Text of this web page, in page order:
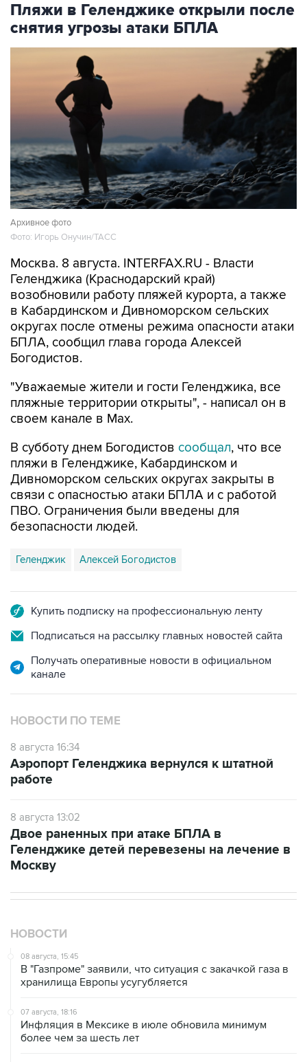
Пляжи в Геленджике открыли после
снятия угрозы атаки БПЛА
Архивное фото
Фото: Игорь Онучин/ТАСС
Москва. 8 августа. INTERFAX.RU - Власти
Геленджика (Краснодарский край)
возобновили работу пляжей курорта, а также
в Кабардинском и Дивноморском сельских
округах после отмены режима опасности атаки
БПЛА, сообщил глава города Алексей
Богодистов.
"Уважаемые жители и гости Геленджика, все
пляжные территории открыты", - написал он в
своем канале в Max.
В субботу днем Богодистов сообщал, что все
пляжи в Геленджике, Кабардинском и
Дивноморском сельских округах закрыты в
связи с опасностью атаки БПЛА и с работой
ПВО. Ограничения были введены для
безопасности людей.
Геленджик Алексей Богодистов
Купить подписку на профессиональную ленту
Подписаться на рассылку главных новостей сайта
Получать оперативные новости в официальном
канале
НОВОСТИ ПО ТЕМЕ
8 августа 16:34
Аэропорт Геленджика вернулся к штатной
работе
8 августа 13:02
Двое раненных при атаке БПЛА в
Геленджике детей перевезены на лечение в
Москву
НОВОСТИ
08 августа, 15:45
В "Газпроме" заявили, что ситуация с закачкой газа в
хранилища Европы усугубляется
07 августа, 18:16
Инфляция в Мексике в июле обновила минимум
более чем за шесть лет